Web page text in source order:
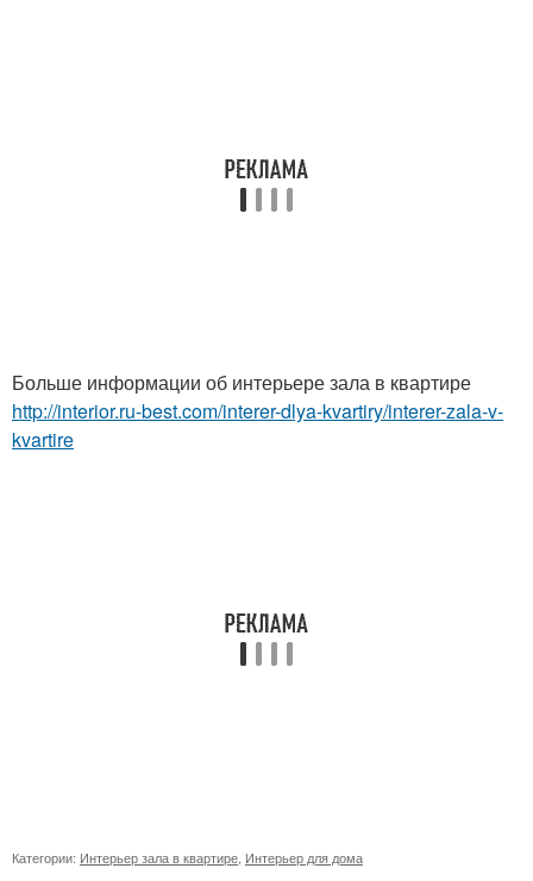
Больше информации об интерьере зала в квартире
http://interior.ru-best.com/interer-dlya-kvartiry/interer-zala-v-
kvartire
Категории: Интерьер зала в квартире Интерьер для дома